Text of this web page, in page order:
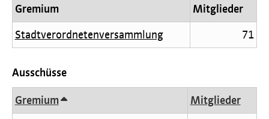
Gremium
Mitglieder
Stadtverordnetenversammlung
71
Ausschüsse
Gremium
Mitglieder